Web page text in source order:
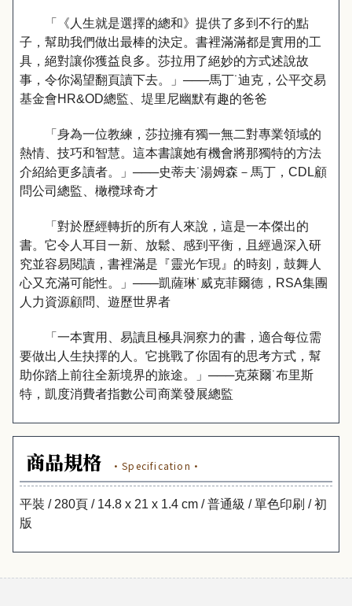
「《人生就是選擇的總和》提供了多到不行的點
子，幫助我們做出最棒的決定。書裡滿滿都是實用的工
具，絕對讓你獲益良多。莎拉用了絕妙的方式述說故
事，令你渴望翻頁讀下去。」───馬丁˙迪克，公平交易
基金會HR&OD總監、堤里尼幽默有趣的爸爸
「身為一位教練，莎拉擁有獨一無二對專業領域的
熱情、技巧和智慧。這本書讓她有機會將那獨特的方法
介紹給更多讀者。」───史蒂夫˙湯姆森－馬丁，CDL顧
問公司總監、橄欖球奇才
「對於歷經轉折的所有人來說，這是一本傑出的
書。它令人耳目一新、放鬆、感到平衡，且經過深入研
究並容易閱讀，書裡滿是『靈光乍現』的時刻，鼓舞人
心又充滿可能性。」───凱薩琳˙威克菲爾德，RSA集團
人力資源顧問、遊歷世界者
「一本實用、易讀且極具洞察力的書，適合每位需
要做出人生抉擇的人。它挑戰了你固有的思考方式，幫
助你踏上前往全新境界的旅途。」───克萊爾˙布里斯
特，凱度消費者指數公司商業發展總監
商品規格 ·Specification·
平裝 / 280頁 / 14.8 x 21 x 1.4 cm / 普通級 / 單色印刷 / 初
版